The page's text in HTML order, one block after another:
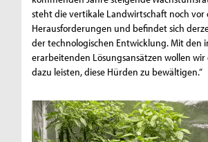
steht die vertikale Landwirtschaft noch vor
Herausforderungen und befindet sich
der technologischen Entwicklung. Mit den
erarbeitenden Lösungsansätzen wollen
dazu leisten, diese Hürden zu bewältigen.“